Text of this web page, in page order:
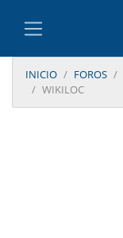
INICIO FOROS
WIKILOC